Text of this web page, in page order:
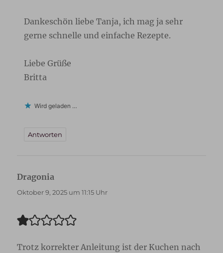
Dankeschön liebe Tanja, ich mag ja sehr
gerne schnelle und einfache Rezepte.
Liebe Grüße
Britta
Wird geladen …
Antworten
Dragonia
Oktober 9, 2025 um 11:15 Uhr
Trotz korrekter Anleitung ist der Kuchen nach